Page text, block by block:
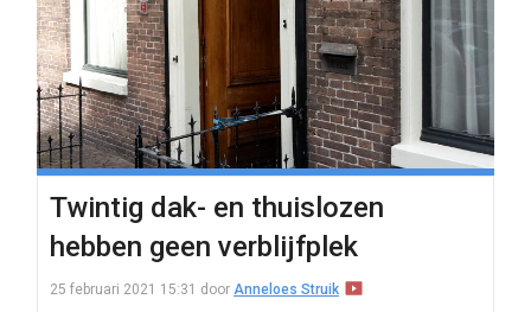
Twintig dak- en thuislozen
hebben geen verblijfplek
25 februari 2021 15:31 door Anneloes Struik